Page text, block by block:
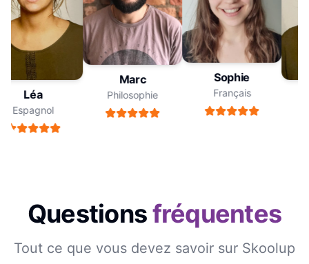
Léa
Espagnol
Marc
Philosophie
Sophie
Français
Questionsfréquentes
Tout ce que vous devez savoir sur Skoolup